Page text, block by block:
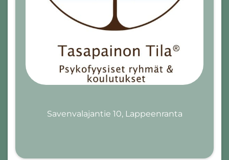
Savenvalajantie 10, Lappeenranta